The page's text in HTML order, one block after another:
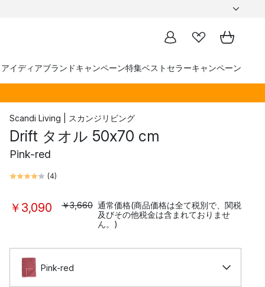
イディアブランドキャンペーン特集ベストセラーキャンペーン
Scandi Living | スカンジリビング
Drift タオル 50x70 cm
Pink-red
(4)
￥3,090 ￥3,660 通常価格(商品価格は全て税別で、関税
及びその他税金は含まれておりませ
ん。)
Pink-red